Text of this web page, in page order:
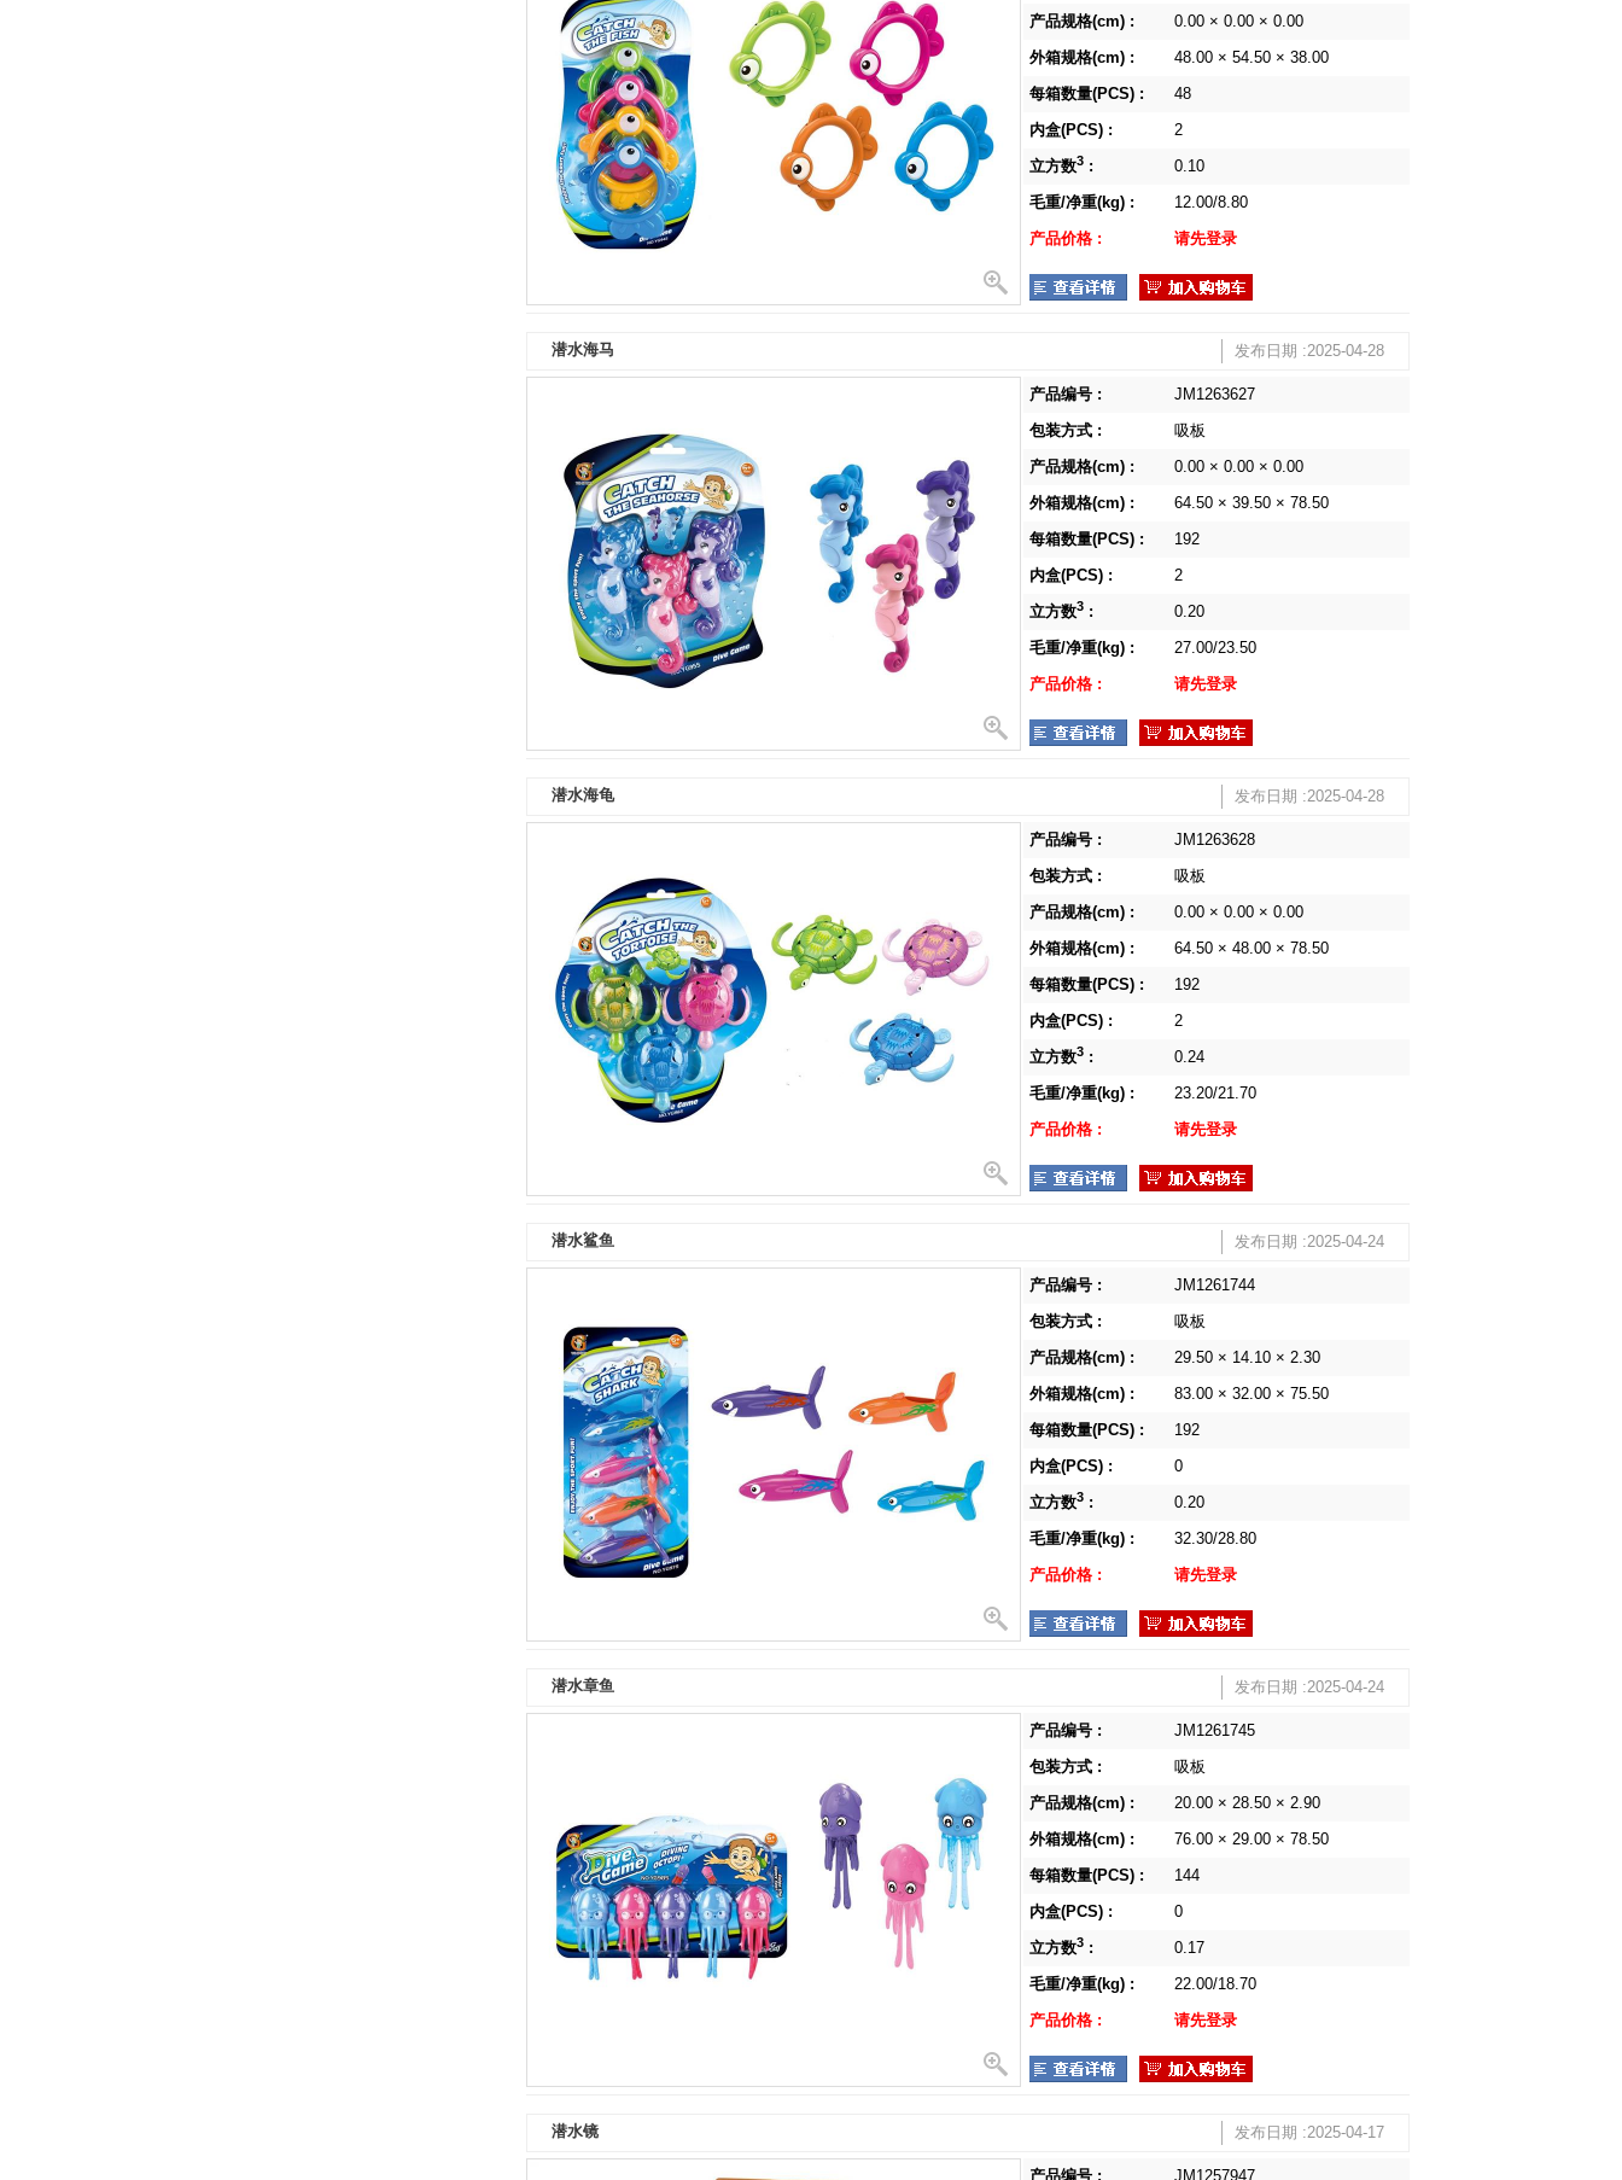
产品规格(cm) :
0.00 × 0.00 × 0.00
外箱规格(cm) :
48.00 × 54.50 × 38.00
每箱数量(PCS) :
48
内盒(PCS) :
2
立方数3 :
0.10
毛重/净重(kg) :
12.00/8.80
产品价格 :
请先登录
潜水海马 发布日期 :2025-04-28
产品编号 :
JM1263627
包装方式 :
吸板
产品规格(cm) :
0.00 × 0.00 × 0.00
外箱规格(cm) :
64.50 × 39.50 × 78.50
每箱数量(PCS) :
192
内盒(PCS) :
2
立方数3 :
0.20
毛重/净重(kg) :
27.00/23.50
产品价格 :
请先登录
潜水海龟 发布日期 :2025-04-28
产品编号 :
JM1263628
包装方式 :
吸板
产品规格(cm) :
0.00 × 0.00 × 0.00
外箱规格(cm) :
64.50 × 48.00 × 78.50
每箱数量(PCS) :
192
内盒(PCS) :
2
立方数3 :
0.24
毛重/净重(kg) :
23.20/21.70
产品价格 :
请先登录
潜水鲨鱼 发布日期 :2025-04-24
产品编号 :
JM1261744
包装方式 :
吸板
产品规格(cm) :
29.50 × 14.10 × 2.30
外箱规格(cm) :
83.00 × 32.00 × 75.50
每箱数量(PCS) :
192
内盒(PCS) :
0
立方数3 :
0.20
毛重/净重(kg) :
32.30/28.80
产品价格 :
请先登录
潜水章鱼 发布日期 :2025-04-24
产品编号 :
JM1261745
包装方式 :
吸板
产品规格(cm) :
20.00 × 28.50 × 2.90
外箱规格(cm) :
76.00 × 29.00 × 78.50
每箱数量(PCS) :
144
内盒(PCS) :
0
立方数3 :
0.17
毛重/净重(kg) :
22.00/18.70
产品价格 :
请先登录
潜水镜 发布日期 :2025-04-17
产品编号 : JM1257947